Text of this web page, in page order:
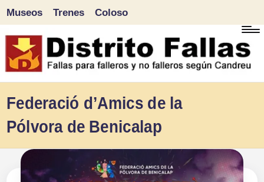
Saltar
al
Museos Trenes Coloso
Federació d’Amics de la
Pólvora de Benicalap